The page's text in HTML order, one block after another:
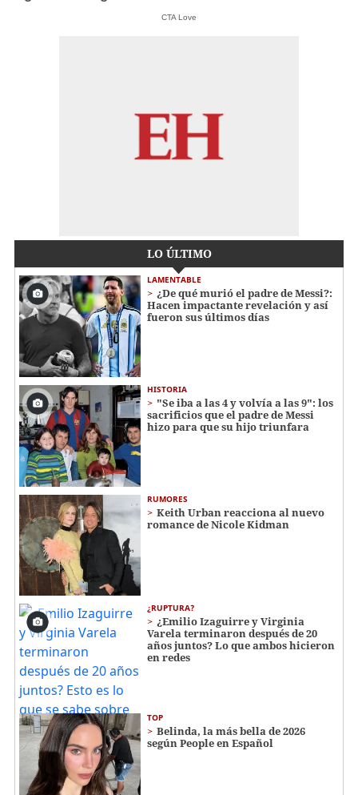
CTA Love
LO ÚLTIMO
LAMENTABLE
¿De qué murió el padre de Messi?:
Hacen impactante revelación y así
fueron sus últimos días
HISTORIA
"Se iba a las 4 y volvía a las 9": los
sacrificios que el padre de Messi
hizo para que su hijo triunfara
RUMORES
Keith Urban reacciona al nuevo
romance de Nicole Kidman
¿RUPTURA?
¿Emilio Izaguirre y Virginia
Varela terminaron después de 20
años juntos? Lo que ambos hicieron
en redes
TOP
Belinda, la más bella de 2026
según People en Español